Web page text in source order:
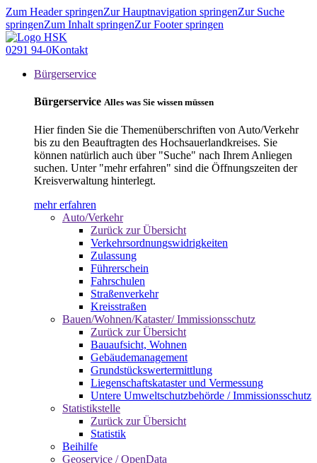
Zum Header springenZur Hauptnavigation springenZur Suche
springenZum Inhalt springenZur Footer springen
0291 94-0Kontakt
Bürgerservice
Bürgerservice Alles was Sie wissen müssen
Hier finden Sie die Themenüberschriften von Auto/Verkehr
bis zu den Beauftragten des Hochsauerlandkreises. Sie
können natürlich auch über "Suche" nach Ihrem Anliegen
suchen. Unter "mehr erfahren" sind die Öffnungszeiten der
Kreisverwaltung hinterlegt.
mehr erfahren
Auto/Verkehr
Zurück zur Übersicht
Verkehrsordnungswidrigkeiten
Zulassung
Führerschein
Fahrschulen
Straßenverkehr
Kreisstraßen
Bauen/Wohnen/Kataster/ Immissionsschutz
Zurück zur Übersicht
Bauaufsicht, Wohnen
Gebäudemanagement
Grundstückswertermittlung
Liegenschaftskataster und Vermessung
Untere Umweltschutzbehörde / Immissionsschutz
Statistikstelle
Zurück zur Übersicht
Statistik
Beihilfe
Geoservice / OpenData